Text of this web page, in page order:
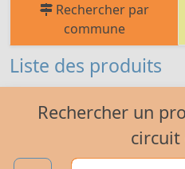
Rechercher par
commune
Liste des produits
Rechercher un